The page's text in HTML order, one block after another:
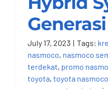
July 17, 2023 | Tags:
nasmoco, nasmoco
terdekat, promo
toyota, toyota